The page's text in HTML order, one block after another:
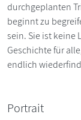
durchgeplanten
beginnt zu
sein. Sie ist keine
Geschichte für
endlich
Portrait